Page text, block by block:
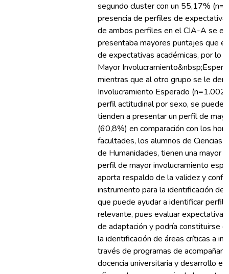
segundo cluster con un 55,17%
presencia de perfiles de
de ambos perfiles en el CIA-A se
presentaba mayores puntajes que
de expectativas académicas, por lo
Mayor
mientras que al otro grupo se le
Involucramiento Esperado
perfil actitudinal por sexo, se puede
tienden a presentar un perfil de
(60,8%) en comparación con los
facultades, los alumnos de Ciencias
de Humanidades, tienen una mayor
perfil de mayor involucramiento
aporta respaldo de la validez y
instrumento para la identificación
que puede ayudar a identificar
relevante, pues evaluar
de adaptación y podría constituirse
la identificación de áreas críticas a
través de programas de
docencia universitaria y desarrollo